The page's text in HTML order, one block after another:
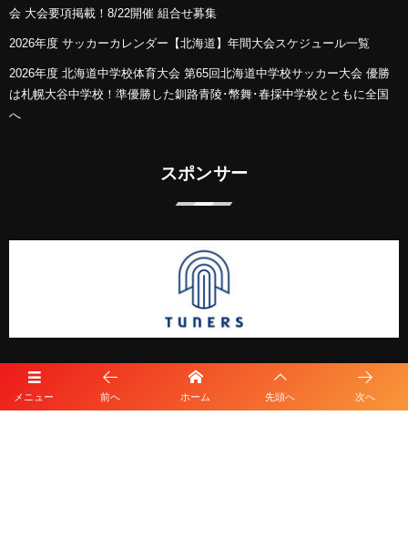
メニュー 前へ ホーム 先頭へ 次へ
会 大会要項掲載！8/22開催 組合せ募集
2026年度 サッカーカレンダー【北海道】年間大会スケジュール一覧
2026年度 北海道中学校体育大会 第65回北海道中学校サッカー大会 優勝
は札幌大谷中学校！準優勝した釧路青陵･幣舞･春採中学校とともに全国
へ
スポンサー